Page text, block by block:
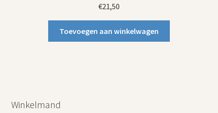
€21,50
Toevoegen aan winkelwagen
Winkelmand